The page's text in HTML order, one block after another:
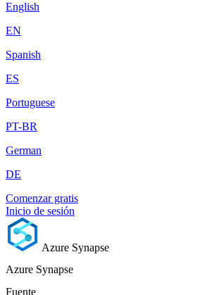
English
EN
Spanish
ES
Portuguese
PT-BR
German
DE
Comenzar gratis
Inicio de sesión
Azure Synapse
Azure Synapse
Fuente